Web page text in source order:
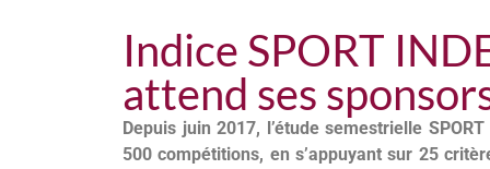
Indice SPORT
attend ses
Depuis juin 2017, l’étude semestrielle
500 compétitions, en s’appuyant sur 25